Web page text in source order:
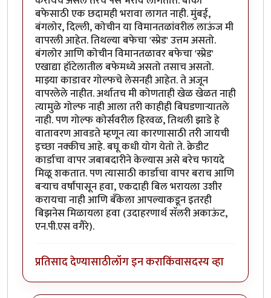
बफेसाठी एक छदामही भरावा लागत नाही. मुंबई,
बंगलोर, दिल्ली, कोचीन या विमानतळांवरील लाऊंज मी
वापरली आहेत. तिथल्या बफेचा 'स्प्रेड' उत्तम असतो.
बंगलोर आणि कोचीन विमानतळावर बफेचा 'स्प्रेड'
एखाद्या हॉटेलातील बफेमध्ये असतो तसाच असतो.
माझ्या काडावर गोल्फचे लेसनही आहेत. ते अजून
वापरलेले नाहीत. अर्थातच मी कोणताही खेळ खेळत नाही
त्यामुळे गोल्फ नाही आला तरी काहीही बिघडणार्‍यातले
नाही. पण गोल्फ कोर्सवरील हिरवळ, तिथली झाडे हे
वातावरण आवडते म्हणून त्या कारणासाठी तरी जायची
इच्छा नक्कीच आहे. बघू कधी योग येतो ते. क्रेडीट
कार्डाचा वापर जबाबदारीने केल्यास असे बरेच फायदे
मिळू शकतात. पण त्यासाठी कार्डाचा वापर बराच आणि
बर्‍याच वर्षांपासून हवा, एकदाही बिल भरायला उशीर
करायचा नाही आणि बँकेला आपल्याकडून इतरही
बिझनेस मिळायला हवा (उदाहरणार्थ सॅलरी अकाऊंट,
एन.पी.एस वगैरे).
प्रतिसाद देण्यासाठीलॉग इन कराकिंवासदस्य व्हा